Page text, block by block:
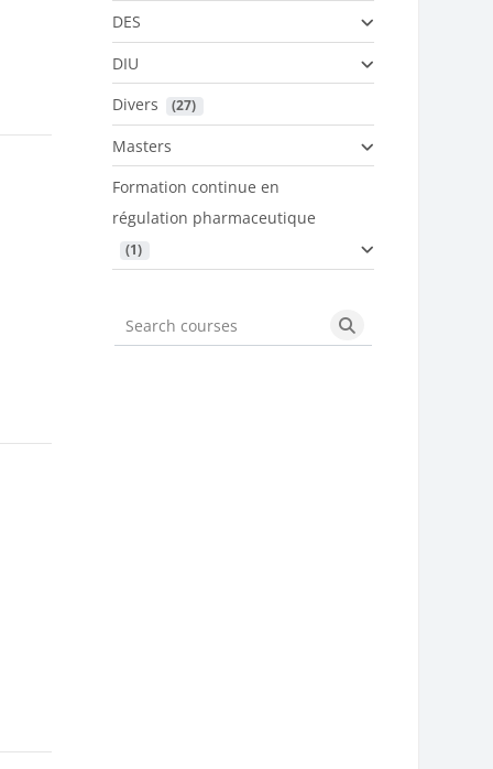
DES
DIU
Divers
(27)
Masters
Formation continue en
régulation pharmaceutique
(1)
Search courses Search courses